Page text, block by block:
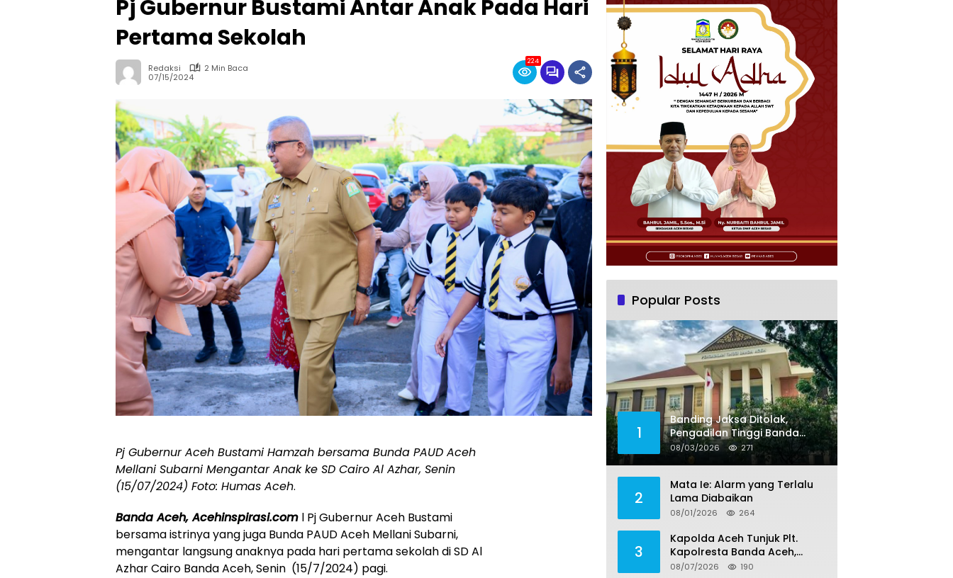
Pj Gubernur Bustami Antar Anak Pada Hari
Pertama Sekolah
Redaksi
2 Min Baca
07/15/2024
224
Pj Gubernur Aceh Bustami Hamzah bersama Bunda PAUD Aceh
Mellani Subarni Mengantar Anak ke SD Cairo Al Azhar, Senin
(15/07/2024) Foto: Humas Aceh.
Banda Aceh, Acehinspirasi.com l Pj Gubernur Aceh Bustami
bersama istrinya yang juga Bunda PAUD Aceh Mellani Subarni,
mengantar langsung anaknya pada hari pertama sekolah di SD Al
Azhar Cairo Banda Aceh, Senin (15/7/2024) pagi.
Popular Posts
1
Banding Jaksa Ditolak,
Pengadilan Tinggi Banda
Aceh Tegaskan Putusan
Bebas Dua Terdakwa Korupsi
08/03/2026 271
2
Mata Ie: Alarm yang Terlalu
Lama Diabaikan
08/01/2026 264
3
Kapolda Aceh Tunjuk Plt.
Kapolresta Banda Aceh,
Kapolresta Definitif Jalani
08/07/2026 190